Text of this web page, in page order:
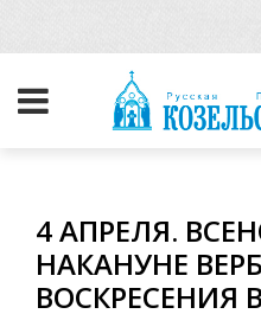
4 АПРЕЛЯ.
НАКАНУНЕ
ВОСКРЕСЕНИЯ